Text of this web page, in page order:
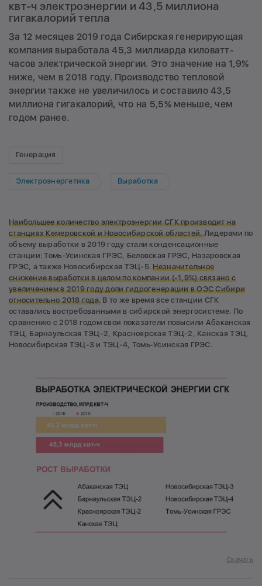
квт-ч электроэнергии и 43,5 миллиона
гигакалорий тепла
За 12 месяцев 2019 года Сибирская генерирующая
компания выработала 45,3 миллиарда киловатт-
часов электрической энергии. Это значение на 1,9%
ниже, чем в 2018 году. Производство тепловой
энергии также не увеличилось и составило 43,5
миллиона гигакалорий, что на 5,5% меньше, чем
годом ранее.
Генерация
Электроэнергетика Выработка
Наибольшее количество электроэнергии СГК производит на
станциях Кемеровской и Новосибирской областей.Лидерами по
объему выработки в 2019 году стали конденсационные
станции: Томь-Усинская ГРЭС, Беловская ГРЭС, Назаровская
ГРЭС, а также Новосибирская ТЭЦ-5.Незначительное
снижение выработки в целом по компании (-1,9%) связано с
увеличением в 2019 году доли гидрогенерации в ОЭС Сибири
относительно 2018 года. В то же время все станции СГК
оставались востребованными в сибирской энергосистеме. По
сравнению с 2018 годом свои показатели повысили Абаканская
ТЭЦ, Барнаульская ТЭЦ-2, Красноярская ТЭЦ-2, Канская ТЭЦ,
Новосибирская ТЭЦ-3 и ТЭЦ-4, Томь-Усинская ГРЭС.
Скачать